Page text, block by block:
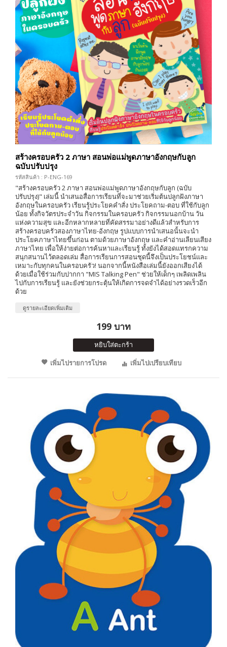
สร้างครอบครัว 2 ภาษา สอนพ่อแม่พูดภาษาอังกฤษกับลูก
ฉบับปรับปรุง
รหัสสินค้า : P-ENG-169
"สร้างครอบครัว 2 ภาษา สอนพ่อแม่พูดภาษาอังกฤษกับลูก (ฉบับ
ปรับปรุง)" เล่มนี้ นำเสนอสื่อการเรียนที่จะมาช่วยเริ่มต้นปลูกฝังภาษา
อังกฤษในครอบครัว เรียนรู้ประโยคคำสั่ง ประโยคถาม-ตอบ ที่ใช้กับลูก
น้อย ทั้งกิจวัตรประจำวัน กิจกรรมในครอบครัว กิจกรรมนอกบ้าน วัน
แห่งความสุข และอีกหลากหลายที่คัดสรรมาอย่างดีแล้วสำหรับการ
สร้างครอบครัวสองภาษาไทย-อังกฤษ รูปแบบการนำเสนอนั้นจะนำ
ประโยคภาษาไทยขึ้นก่อน ตามด้วยภาษาอังกฤษ และคำอ่านเลียนเสียง
ภาษาไทย เพื่อให้ง่ายต่อการค้นหาและเรียนรู้ ทั้งยังได้สอดแทรกความ
สนุกสนานไว้ตลอดเล่ม สื่อการเรียนการสอนชุดนี้จึงเป็นประโยชน์และ
เหมาะกับทุกคนในครอบครัว! นอกจากนี้หนังสือเล่มนี้ยังออกเสียงได้
ด้วยเมื่อใช้ร่วมกับปากกา "MIS Talking Pen" ช่วยให้เด็กๆ เพลิดเพลิน
ไปกับการเรียนรู้ และยังช่วยกระตุ้นให้เกิดการจดจำได้อย่างรวดเร็วอีก
ด้วย
ดูรายละเอียดเพิ่มเติม
199 บาท
หยิบใส่ตะกร้า
เพิ่มไปรายการโปรด
เพิ่มไปเปรียบเทียบ